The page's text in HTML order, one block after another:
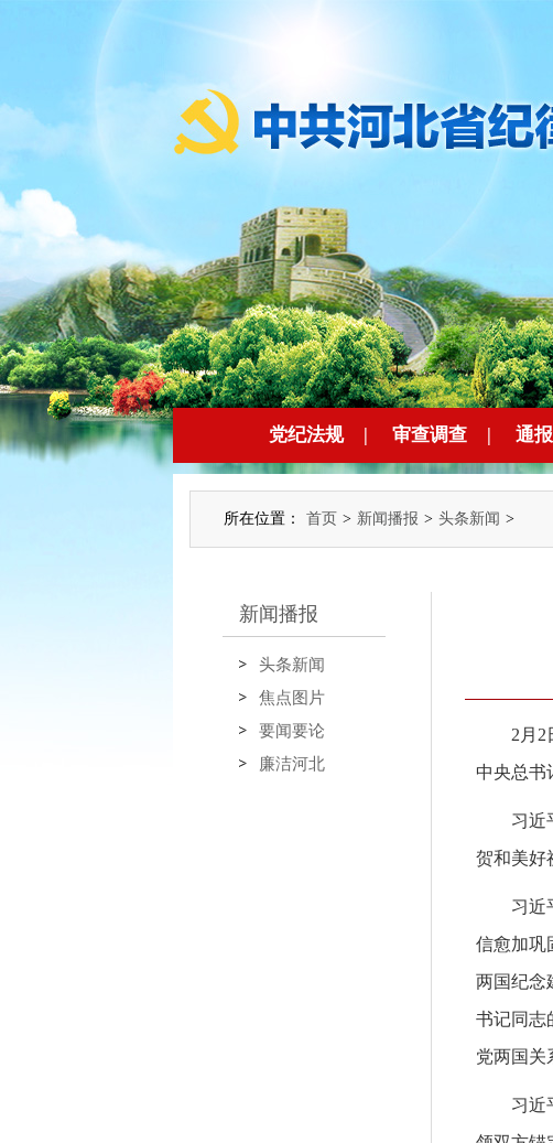
党纪法规 | 审查调查 | 通
所在位置： 首页 > 新闻播报 > 头条新闻 >
新闻播报
头条新闻
焦点图片
要闻要论
廉洁河北
2月2
中央总书
习近
贺和美好
习近
信愈加巩
两国纪念
书记同志
党两国关
习近